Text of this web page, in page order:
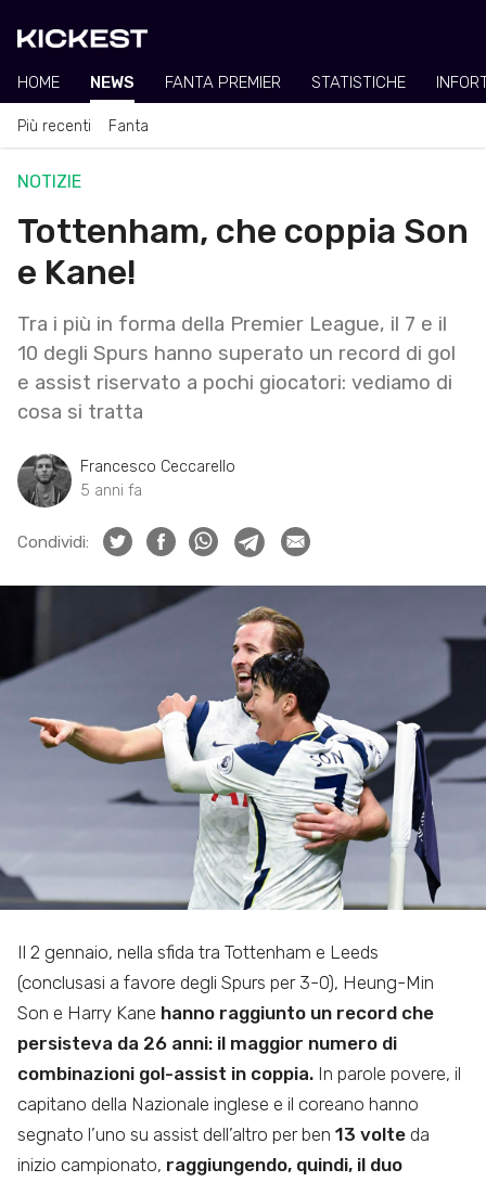
HOME NEWS FANTA PREMIER STATISTICHE
Più recenti Fanta
NOTIZIE
Tottenham, che coppia Son
e Kane!
Tra i più in forma della Premier League, il 7 e il
10 degli Spurs hanno superato un record di gol
e assist riservato a pochi giocatori: vediamo di
cosa si tratta
Francesco Ceccarello
5 anni fa
Condividi:
Il 2 gennaio, nella sfida tra Tottenham e Leeds
(conclusasi a favore degli Spurs per 3-0), Heung-Min
Son e Harry Kane hanno raggiunto un record che
persisteva da 26 anni: il maggior numero di
combinazioni gol-assist in coppia. In parole povere, il
capitano della Nazionale inglese e il coreano hanno
segnato l’uno su assist dell’altro per ben 13 volte da
inizio campionato, raggiungendo, quindi, il duo